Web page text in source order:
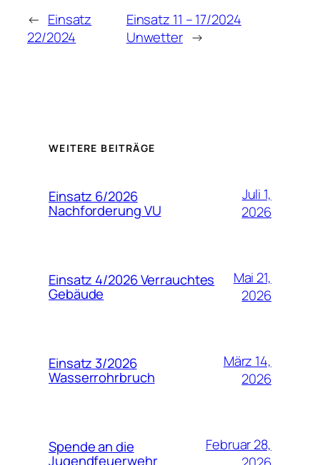
← Einsatz
22/2024
Einsatz 11 – 17/2024
Unwetter →
WEITERE BEITRÄGE
Einsatz 6/2026
Nachforderung VU
Juli 1,
2026
Einsatz 4/2026 Verrauchtes
Gebäude
Mai 21,
2026
Einsatz 3/2026
Wasserrohrbruch
März 14,
2026
Spende an die
Jugendfeuerwehr
Februar 28,